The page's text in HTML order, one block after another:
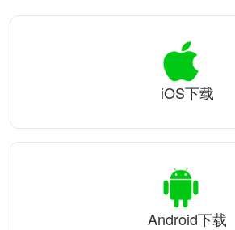
iOS下载
Android下载